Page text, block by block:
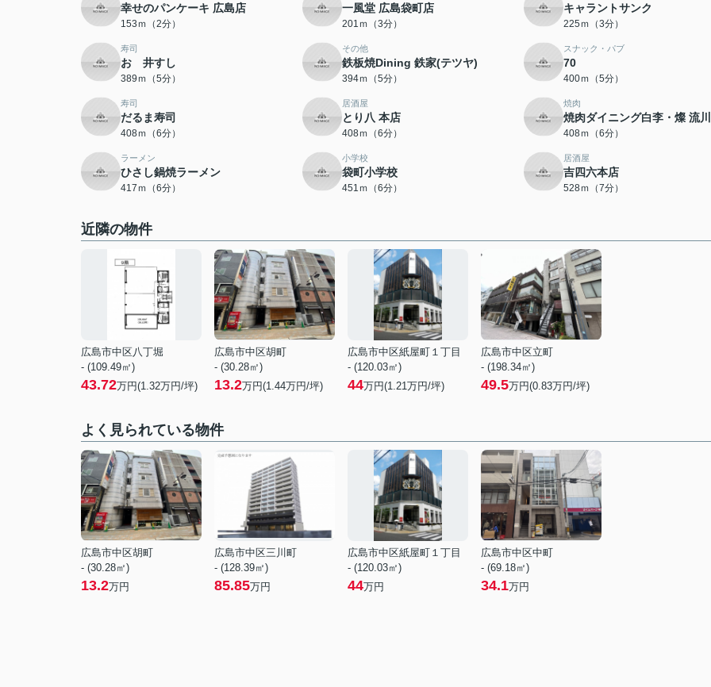
幸せのパンケーキ 広島店
153ｍ（2分）
一風堂 広島袋町店
201ｍ（3分）
キャラントサンク
225ｍ（3分）
寿司
おゝ井すし
389ｍ（5分）
その他
鉄板焼Dining 鉄家(テツヤ)
394ｍ（5分）
スナック・パブ
70
400ｍ（5分）
寿司
だるま寿司
408ｍ（6分）
居酒屋
とり八 本店
408ｍ（6分）
焼肉
焼肉ダイニング白李・燦 流
408ｍ（6分）
ラーメン
ひさし鍋焼ラーメン
417ｍ（6分）
小学校
袋町小学校
451ｍ（6分）
居酒屋
吉四六本店
528ｍ（7分）
近隣の物件
広島市中区八丁堀
- (109.49㎡)
43.72万円(1.32万円/坪)
広島市中区胡町
- (30.28㎡)
13.2万円(1.44万円/坪)
広島市中区紙屋町１丁目
- (120.03㎡)
44万円(1.21万円/坪)
広島市中区立町
- (198.34㎡)
49.5万円(0.83万円/坪)
よく見られている物件
広島市中区胡町
- (30.28㎡)
13.2万円
広島市中区三川町
- (128.39㎡)
85.85万円
広島市中区紙屋町１丁目
- (120.03㎡)
44万円
広島市中区中町
- (69.18㎡)
34.1万円